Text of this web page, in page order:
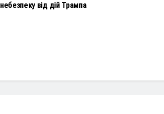
небезпеку від дій Трампа